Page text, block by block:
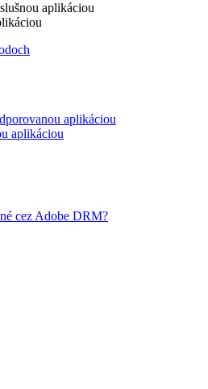
aplikáciou
aplikáciou
aplikáciou
cez Adobe DRM?